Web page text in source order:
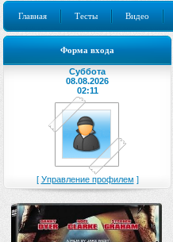
Главная Тесты Видео
Форма входа
Суббота
08.08.2026
02:11
[ Управление профилем ]